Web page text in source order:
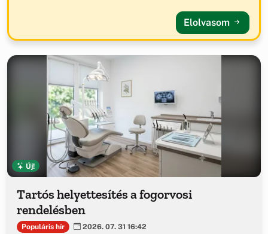
Elolvasom
Új!
Tartós helyettesítés a fogorvosi
rendelésben
Populáris hír 2026. 07. 31 16:42